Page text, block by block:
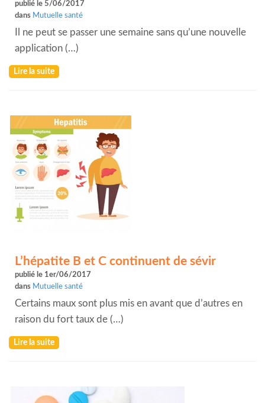
publié le 5/06/2017
dans Mutuelle santé
Il ne peut se passer une semaine sans qu’une nouvelle
application (…)
Lire la suite
L’hépatite B et C continuent de sévir
publié le 1er/06/2017
dans Mutuelle santé
Certains maux sont plus mis en avant que d’autres en
raison du fort taux de (…)
Lire la suite